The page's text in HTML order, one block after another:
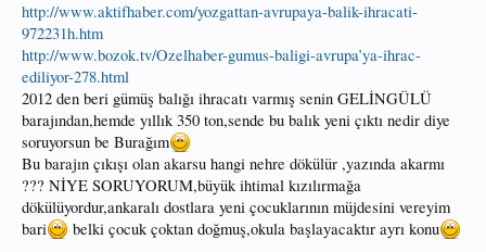
http://www.aktifhaber.com/yozgattan-avrupaya-balik-ihracati-
972231h.htm
http://www.bozok.tv/Ozelhaber-gumus-baligi-avrupa’ya-ihrac-
ediliyor-278.html
2012 den beri gümüş balığı ihracatı varmış senin GELİNGÜLÜ
barajından,hemde yıllık 350 ton,sende bu balık yeni çıktı nedir diye
soruyorsun be Burağım
Bu barajın çıkışı olan akarsu hangi nehre dökülür ,yazında akarmı
??? NİYE SORUYORUM,büyük ihtimal kızılırmağa
dökülüyordur,ankaralı dostlara yeni çocuklarının müjdesini vereyim
bari
belki çocuk çoktan doğmuş,okula başlayacaktır ayrı konu